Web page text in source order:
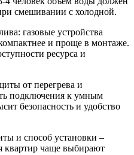
смешивании с холодной.
газовые устройства
и проще в монтаже.
ресурса и
от перегрева и
подключения к умным
безопасность и удобство
и способ установки –
квартир чаще выбирают